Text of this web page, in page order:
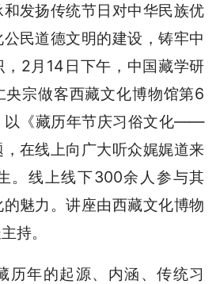
发扬传统节日对中华民族优
民道德文明的建设，铸牢中
，2月14日下午，中国藏学研
央宗做客西藏文化博物馆第6
以《藏历年节庆习俗文化——
在线上向广大听众娓娓道来
。线上线下300余人参与其
魅力。讲座由西藏文化博物
持。
年的起源、内涵、传统习